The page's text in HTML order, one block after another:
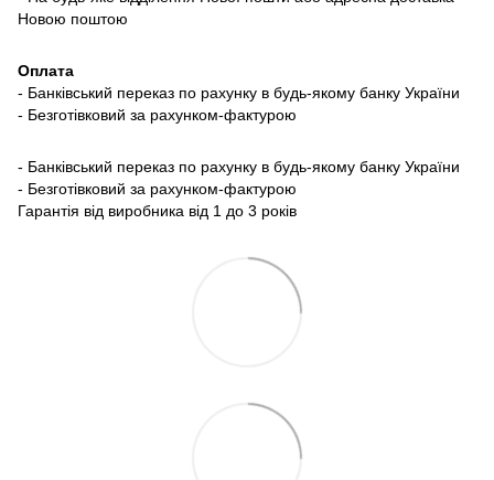
Новою поштою
Оплата
- Банківський переказ по рахунку в будь-якому банку України
- Безготівковий за рахунком-фактурою
- Банківський переказ по рахунку в будь-якому банку України
- Безготівковий за рахунком-фактурою
Гарантія від виробника від 1 до 3 років